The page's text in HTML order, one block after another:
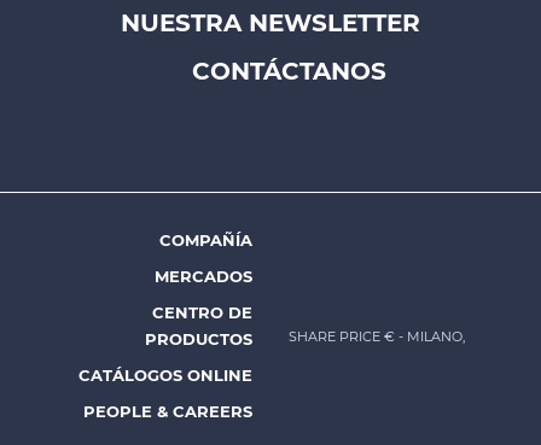
Footer
Prysmian
NUESTRA NEWSLETTER
CONTÁCTANOS
Footer
menu
Prysmian
COMPAÑÍA
MERCADOS
CENTRO DE
PRODUCTOS
CATÁLOGOS ONLINE
PEOPLE & CAREERS
SHARE PRICE € - MILANO,